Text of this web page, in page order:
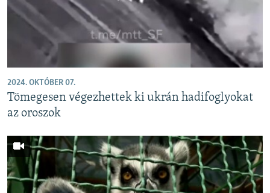
2024. OKTÓBER 07.
Tömegesen végezhettek ki ukrán hadifoglyokat
az oroszok